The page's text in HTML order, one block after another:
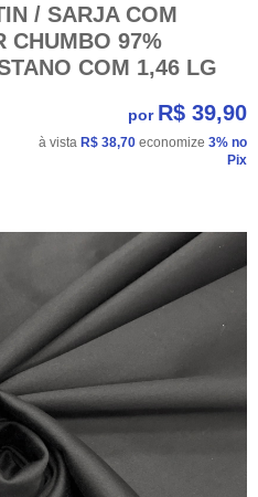
/ SARJA COM
CHUMBO 97%
COM 1,46 LG
por R$ 39,90
à vista R$ 38,70 economize 3% no
Pix